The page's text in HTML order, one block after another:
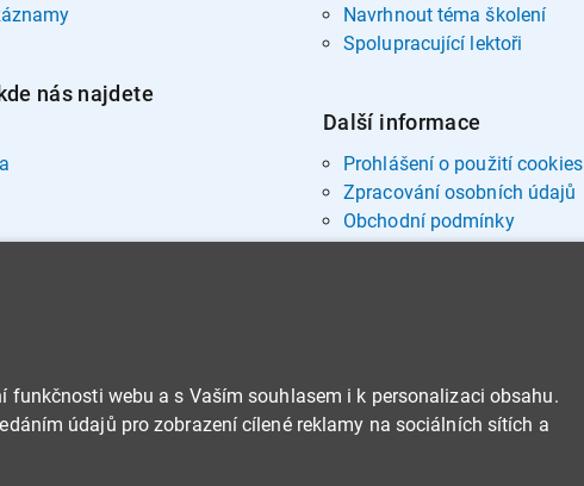
nás najdete
Navrhnout téma školení
Spolupracující lektoři
Další informace
Prohlášení o použití cookies
Zpracování osobních údajů
Obchodní podmínky
webu a s Vaším souhlasem i k personalizaci obsahu.
údajů pro zobrazení cílené reklamy na sociálních sítích a